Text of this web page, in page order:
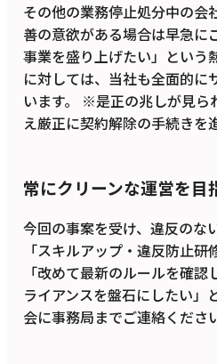
その他の業務停止処分中の会
善の意欲がある場合は早急に
事業を盛り上げたい」という
に対しては、当社も全面的に
います。 ※是正の兆しが見ら
え厳正に契約解除の手続きを
常にクリーンな運営を目
今回の事案を受け、違反のな
「スキルアップ・違反防止研
「改めて最新のルールを確
ライアンスを盤石にしたい」
会に事務局までご連絡くださ